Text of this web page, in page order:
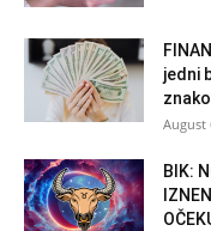
jedni
August
BIK: